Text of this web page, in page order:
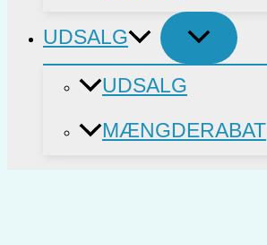
UDSALG
UDSALG
MÆNGDERABAT